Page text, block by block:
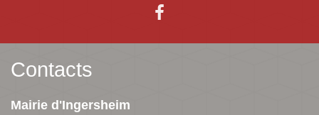
Contacts
Mairie d'Ingersheim